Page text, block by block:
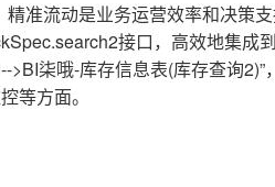
准流动是业务运营效率和决策
接口，高效地集成
>BI柒哦-库存信息表(库存查询
等方面。